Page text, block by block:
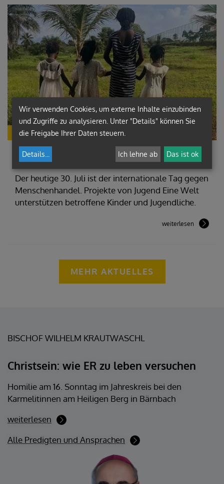
JUGEND EINE WELT
Hilfe für ein Leben in Würde
Der heutige 30. Juli ist der internationale Tag gegen
Menschenhandel. Projekte von Jugend Eine Welt
unterstützen betroffene Kinder und Jugendliche.
weiterlesen
MEHR AKTUELLES
BISCHOF WILHELM KRAUTWASCHL
Christsein: wie ER zu leben versuchen
Homilie am 16. Sonntag im Jahreskreis bei den
Karmelitinnen am Heiligen Berg in Bärnbach
weiterlesen
Alle Predigten und Ansprachen
Wir verwenden Cookies, um externe Inhalte einzubinden
und Zugriffe zu analysieren. Unter "Details" können Sie
die Freigabe Ihrer Daten steuern.
Details Ich lehne ab Das ist ok